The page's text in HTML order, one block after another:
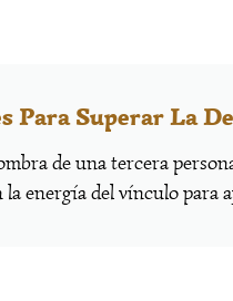
Para Superar La
de una tercera
energía del vínculo